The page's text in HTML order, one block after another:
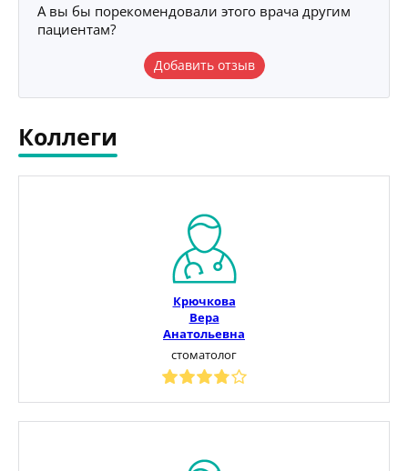
А вы бы порекомендовали этого врача другим
пациентам?
Добавить отзыв
Коллеги
Крючкова
Вера
Анатольевна
стоматолог